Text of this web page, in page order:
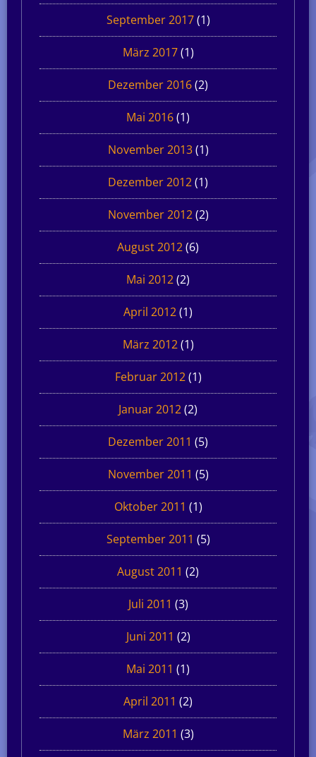
September 2017(1)
März 2017(1)
Dezember 2016(2)
Mai 2016(1)
November 2013(1)
Dezember 2012(1)
November 2012(2)
August 2012(6)
Mai 2012(2)
April 2012(1)
März 2012(1)
Februar 2012(1)
Januar 2012(2)
Dezember 2011 (5)
November 2011 (5)
Oktober 2011 (1)
September 2011 (5)
August 2011 (2)
Juli 2011 (3)
Juni 2011 (2)
Mai 2011 (1)
April 2011 (2)
März 2011 (3)